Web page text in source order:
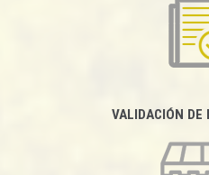
VALIDACIÓN DE